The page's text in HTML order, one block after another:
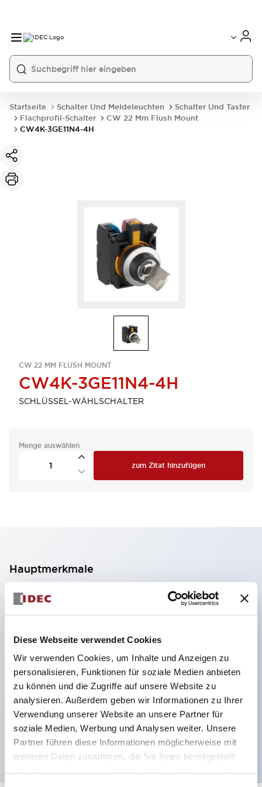
Diese Webseite verwendet Cookies
Wir verwenden Cookies, um Inhalte und Anzeigen zu
personalisieren, Funktionen für soziale Medien anbieten
zu können und die Zugriffe auf unsere Website zu
analysieren. Außerdem geben wir Informationen zu Ihrer
Verwendung unserer Website an unsere Partner für
soziale Medien, Werbung und Analysen weiter. Unsere
Partner führen diese Informationen möglicherweise mit
weiteren Daten zusammen, die Sie ihnen bereitgestellt
Startseite Schalter Und Meldeleuchten
Schalter Und Taster
Flachprofil-Schalter
CW 22 Mm Flush Mount
CW4K-3GE11N4-4H
CW 22 MM FLUSH MOUNT
CW4K-3GE11N4-4H
SCHLÜSSEL-WÄHLSCHALTER
Menge auswählen
zum Zitat hinzufügen
Hauptmerkmale
2-Kontakt-Block mit 2 Stufen, ermöglicht eine 4-
Kontakt-Konfiguration (Gewährleistung der
Isolierung zwischen den 2 Kontakten).
59,9 mm (※ 22-stufiger Kontaktblock).
Platzsparendes Design möglich.
Sicherheitsstruktur der 3. Generation: 2-Aktions-
Freisetzung, integrierter Schutz, IP20-
Fingerschutzstruktur